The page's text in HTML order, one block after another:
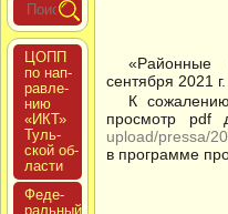
ЦОПП
по нап­
равле­
нию
«ИКТ»
Туль­
ской об­
ласти
Феде­
раль­ный
«Районные
сентября 2021
К
просмотр pdf
upload/pressa/
в программе